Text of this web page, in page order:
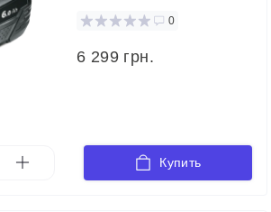
0
6 299 грн.
Купить